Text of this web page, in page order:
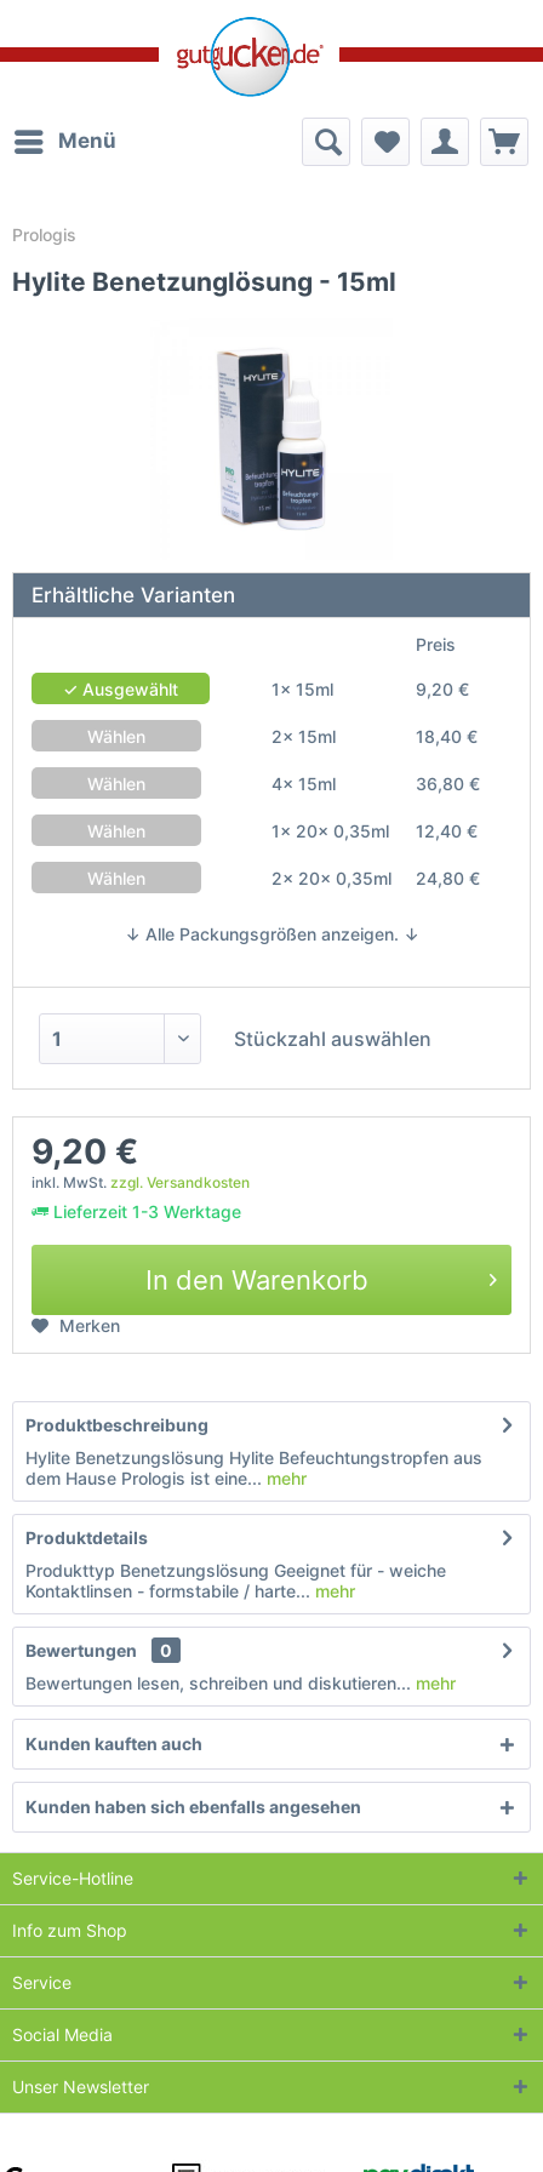
Menü
Prologis
Hylite Benetzunglösung - 15ml
Erhältliche Varianten
Preis
✓ Ausgewählt 1x 15ml 9,20 €
Wählen 2x 15ml 18,40 €
Wählen 4x 15ml 36,80 €
Wählen 1x 20x 0,35ml 12,40 €
Wählen 2x 20x 0,35ml 24,80 €
↓ Alle Packungsgrößen anzeigen. ↓
Stückzahl auswählen
9,20 €
inkl. MwSt. zzgl. Versandkosten
Lieferzeit 1-3 Werktage
In den Warenkorb
Merken
Produktbeschreibung
Hylite Benetzungslösung Hylite Befeuchtungstropfen aus
dem Hause Prologis ist eine... mehr
Produktdetails
Produkttyp Benetzungslösung Geeignet für - weiche
Kontaktlinsen - formstabile / harte... mehr
Bewertungen
0
Bewertungen lesen, schreiben und diskutieren... mehr
Kunden kauften auch
Kunden haben sich ebenfalls angesehen
Service-Hotline
Info zum Shop
Service
Social Media
Unser Newsletter